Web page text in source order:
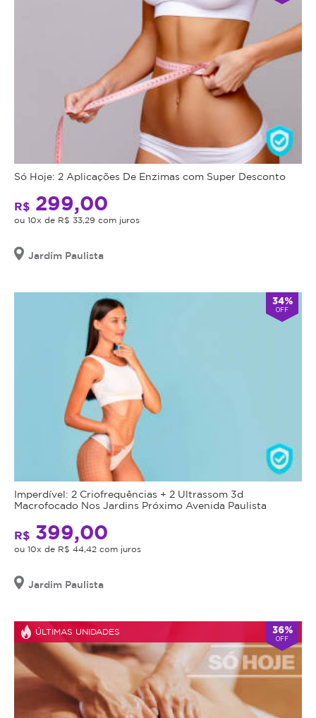
Só Hoje: 2 Aplicações De Enzimas com Super Desconto
R$ 299,00
ou 10x de R$ 33,29 com juros
Jardim Paulista
34%
OFF
Imperdível: 2 Criofrequências + 2 Ultrassom 3d
Macrofocado Nos Jardins Próximo Avenida Paulista
R$ 399,00
ou 10x de R$ 44,42 com juros
Jardim Paulista
ÚLTIMAS UNIDADES 36%
OFF